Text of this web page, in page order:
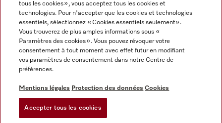
Informations légales
CGV
Conditions d’utilisation
Déclaration d'accessibilité
Digital Services Act
tous les cookies », vous acceptez tous les cookies et
technologies. Pour n'accepter que les cookies et technologies
essentiels, sélectionnez « Cookies essentiels seulement».
Vous trouverez de plus amples informations sous «
Paramètres des cookies ». Vous pouvez révoquer votre
consentement à tout moment avec effet futur en modifiant
vos paramètres de consentement dans notre Centre de
préférences.
Mentions légales Protection des données Cookies
Accepter tous les cookies